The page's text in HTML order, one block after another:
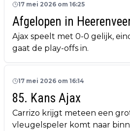
17 mei 2026 om 16:25
Afgelopen in
Ajax speelt met 0-0 gelijk,
gaat de play-offs in.
17 mei 2026 om 16:14
85. Kans Ajax
Carrizo krijgt meteen een
vleugelspeler komt naar